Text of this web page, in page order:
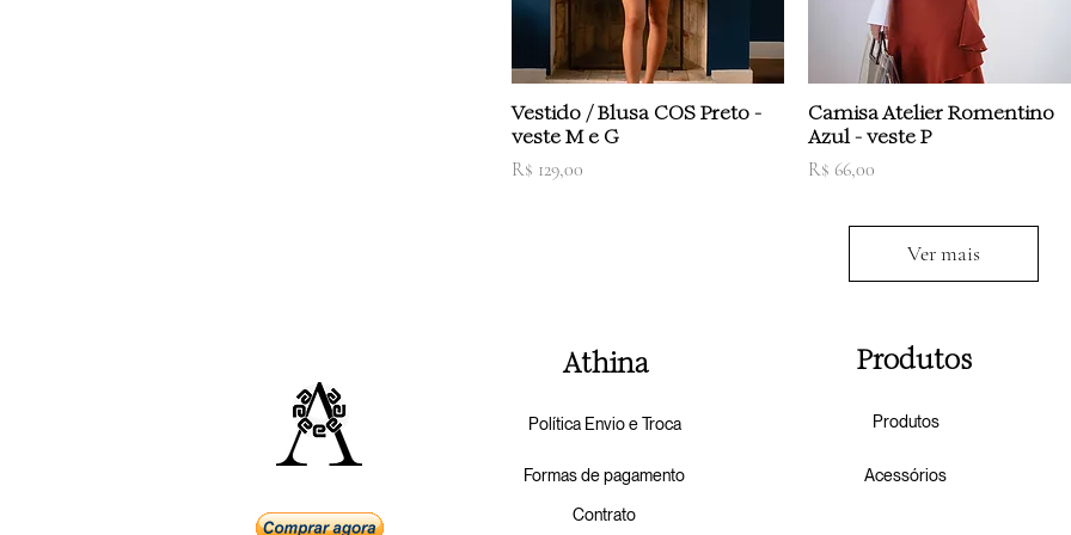
Visualização rápida
Vestido / Blusa COS Preto -
veste M e G
Preço
R$ 129,00
Visualização rápida
Camisa Atelier Romentino
Azul - veste P
Preço
R$ 66,00
Ver mais
Athina
Política Envio e Troca
Formas de pagamento
Produtos
Produtos
Acessórios
Contrato